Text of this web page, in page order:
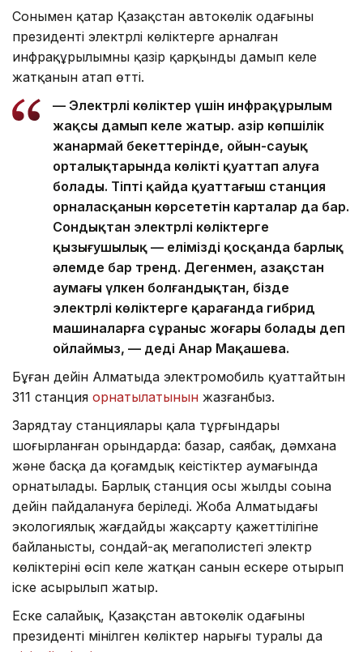
Сонымен қатар Қазақстан автокөлік одағының
президенті электрлі көліктерге арналған
инфрақұрылымның қазір қарқынды дамып келе
жатқанын атап өтті.
— Электрлі көліктер үшін инфрақұрылым
жақсы дамып келе жатыр. Қазір көпшілік
жанармай бекеттерінде, ойын-сауық
орталықтарында көлікті қуаттап алуға
болады. Тіпті қайда қуаттағыш станция
орналасқанын көрсететін карталар да бар.
Сондықтан электрлі көліктерге
қызығушылық — елімізді қосқанда барлық
әлемде бар тренд. Дегенмен, Қазақстан
аумағы үлкен болғандықтан, бізде
электрлі көліктерге қарағанда гибрид
машиналарға сұраныс жоғары болады деп
ойлаймыз, — деді Анар Мақашева.
Бұған дейін Алматыда электромобиль қуаттайтын
311 станция орнатылатынын жазғанбыз.
Зарядтау станциялары қала тұрғындары
шоғырланған орындарда: базар, саябақ, дәмхана
және басқа да қоғамдық кеңістіктер аумағында
орнатылады. Барлық станция осы жылдың соңына
дейін пайдалануға беріледі. Жоба Алматыдағы
экологиялық жағдайды жақсарту қажеттілігіне
байланысты, сондай-ақ мегаполистегі электр
көліктерінің өсіп келе жатқан санын ескере отырып
іске асырылып жатыр.
Еске салайық, Қазақстан автокөлік одағының
президенті мінілген көліктер нарығы туралы да